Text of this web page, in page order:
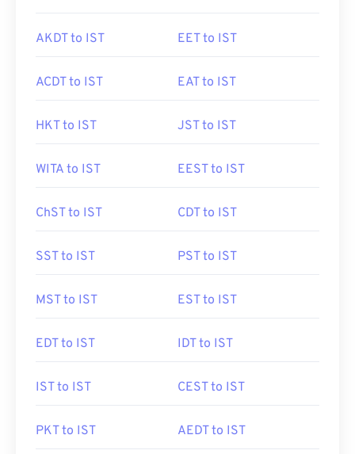
AKDT to IST EET to IST
ACDT to IST EAT to IST
HKT to IST JST to IST
WITA to IST EEST to IST
ChST to IST CDT to IST
SST to IST PST to IST
MST to IST EST to IST
EDT to IST IDT to IST
IST to IST CEST to IST
PKT to IST AEDT to IST